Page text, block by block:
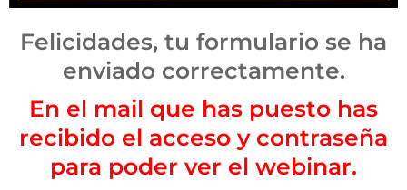
Felicidades, tu formulario se ha
enviado correctamente.
En el mail que has puesto has
recibido el acceso y contraseña
para poder ver el webinar.